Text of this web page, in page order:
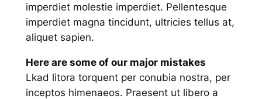
imperdiet molestie imperdiet. Pellentesque
imperdiet magna tincidunt, ultricies tellus at,
aliquet sapien.
Here are some of our major mistakes
Lkad litora torquent per conubia nostra, per
inceptos himenaeos. Praesent ut libero a